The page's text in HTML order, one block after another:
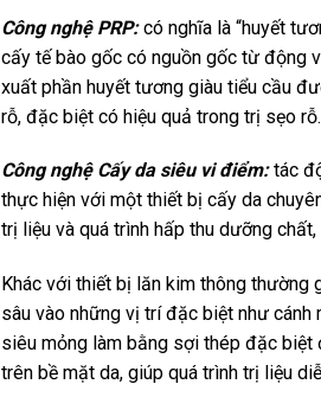
Công nghệ PRP:có nghĩa là “huyết
cấy tế bào gốc có nguồn gốc từ động
xuất phần huyết tương giàu tiểu cầu
rỗ, đặc biệt có hiệu quả trong trị sẹo rỗ.
Công nghệ Cấy da siêu vi điểm:tác
thực hiện với một thiết bị cấy da
trị liệu và quá trình hấp thu dưỡng
Khác với thiết bị lăn kim thông thường
sâu vào những vị trí đặc biệt như
siêu mỏng làm bằng sợi thép đặc
trên bề mặt da, giúp quá trình trị liệu